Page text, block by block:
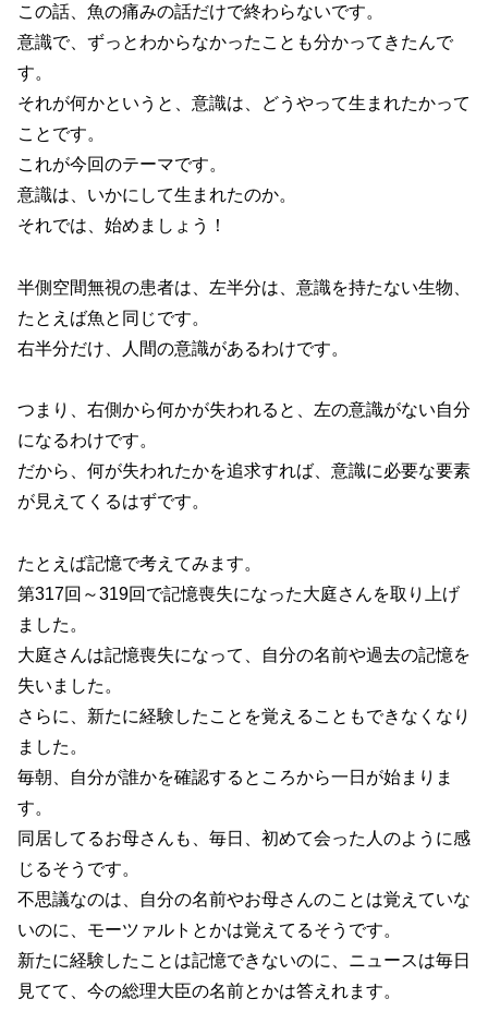
この話、魚の痛みの話だけで終わらないです。
意識で、ずっとわからなかったことも分かってきたんで
す。
それが何かというと、意識は、どうやって生まれたかって
ことです。
これが今回のテーマです。
意識は、いかにして生まれたのか。
それでは、始めましょう！
半側空間無視の患者は、左半分は、意識を持たない生物、
たとえば魚と同じです。
右半分だけ、人間の意識があるわけです。
つまり、右側から何かが失われると、左の意識がない自分
になるわけです。
だから、何が失われたかを追求すれば、意識に必要な要素
が見えてくるはずです。
たとえば記憶で考えてみます。
第317回～319回で記憶喪失になった大庭さんを取り上げ
ました。
大庭さんは記憶喪失になって、自分の名前や過去の記憶を
失いました。
さらに、新たに経験したことを覚えることもできなくなり
ました。
毎朝、自分が誰かを確認するところから一日が始まりま
す。
同居してるお母さんも、毎日、初めて会った人のように感
じるそうです。
不思議なのは、自分の名前やお母さんのことは覚えていな
いのに、モーツァルトとかは覚えてるそうです。
新たに経験したことは記憶できないのに、ニュースは毎日
見てて、今の総理大臣の名前とかは答えれます。